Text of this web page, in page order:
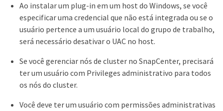
Ao instalar um plug-in em um host do Windows, se você
especificar uma credencial que não está integrada ou se o
usuário pertence a um usuário local do grupo de trabalho,
será necessário desativar o UAC no host.
Se você gerenciar nós de cluster no SnapCenter, precisará
ter um usuário com Privileges administrativo para todos
os nós do cluster.
Você deve ter um usuário com permissões administrativas